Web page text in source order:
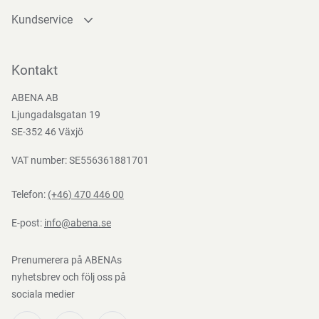
eller metall. Den får dock inte användas på träytor som inte
Funktioner
Kundservice
Bli kund
Nedladdningar
Kontakt
ABENA AB
Ljungadalsgatan 19
SE-352 46 Växjö
VAT number: SE556361881701
Telefon: (+46) 470 446 00
E-post: info@abena.se
Prenumerera på ABENAs
nyhetsbrev och följ oss på
sociala medier